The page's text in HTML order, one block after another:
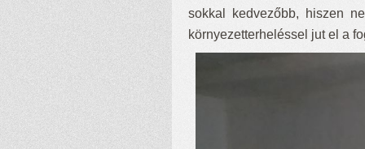
sokkal kedvezőbb, hiszen
környezetterheléssel jut el a